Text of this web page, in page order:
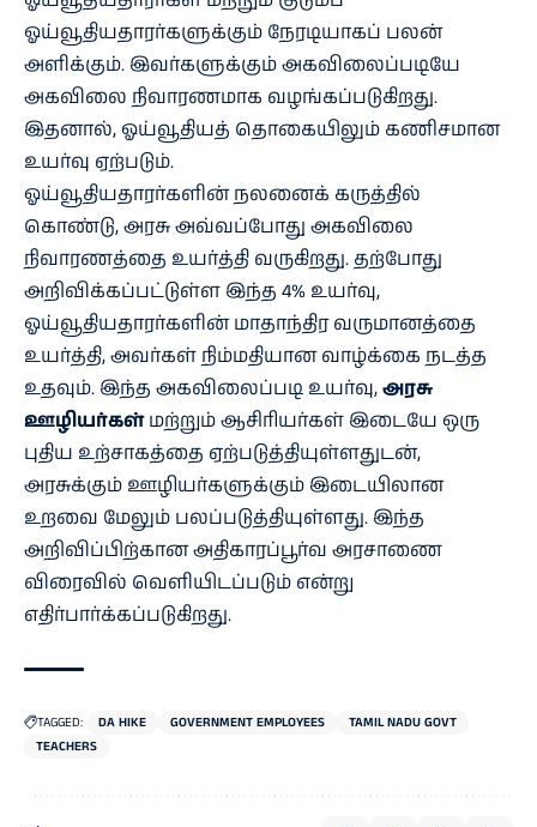
ஓய்வூதியதாரர்களுக்கும் நேரடியாகப் பலன்
அளிக்கும். இவர்களுக்கும் அகவிலைப்படியே
அகவிலை நிவாரணமாக வழங்கப்படுகிறது.
இதனால், ஓய்வூதியத் தொகையிலும் கணிசமான
உயர்வு ஏற்படும்.
ஓய்வூதியதாரர்களின் நலனைக் கருத்தில்
கொண்டு, அரசு அவ்வப்போது அகவிலை
நிவாரணத்தை உயர்த்தி வருகிறது. தற்போது
அறிவிக்கப்பட்டுள்ள இந்த 4% உயர்வு,
ஓய்வூதியதாரர்களின் மாதாந்திர வருமானத்தை
உயர்த்தி, அவர்கள் நிம்மதியான வாழ்க்கை நடத்த
உதவும். இந்த அகவிலைப்படி உயர்வு,அரசு
ஊழியர்கள்மற்றும் ஆசிரியர்கள் இடையே ஒரு
புதிய உற்சாகத்தை ஏற்படுத்தியுள்ளதுடன்,
அரசுக்கும் ஊழியர்களுக்கும் இடையிலான
உறவை மேலும் பலப்படுத்தியுள்ளது. இந்த
அறிவிப்பிற்கான அதிகாரப்பூர்வ அரசாணை
விரைவில் வெளியிடப்படும் என்று
எதிர்பார்க்கப்படுகிறது.
TAGGED: DA HIKE GOVERNMENT EMPLOYEES
TAMIL NADU GOVT
TEACHERS